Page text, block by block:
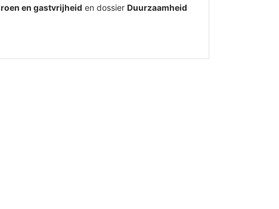
en gastvrijheid en dossier Duurzaamheid